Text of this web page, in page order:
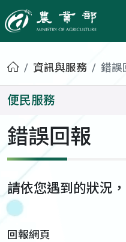
農業部
首頁資訊與服務 錯誤
便民服務
錯誤回報
請依您遇到的狀況
回報網頁